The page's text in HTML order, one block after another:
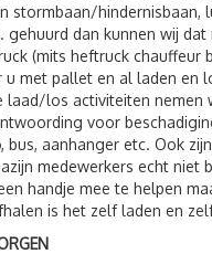
stormbaan/hindernisbaan,
gehuurd dan kunnen wij dat
(mits heftruck chauffeur
u met pallet en al laden en
laad/los activiteiten nemen
voor
bus, aanhanger etc. Ook
medewerkers echt niet
handje mee te helpen
is het zelf laden en